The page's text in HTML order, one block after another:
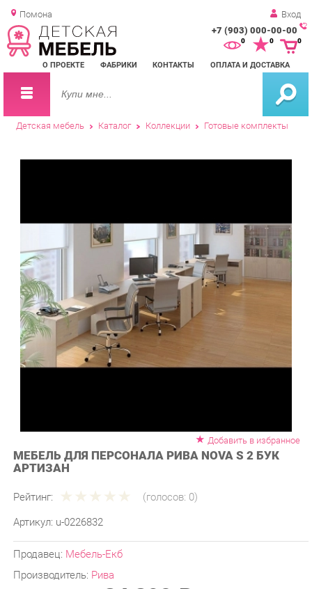
Помона Вход
+7 (903) 000-00-00
О ПРОЕКТЕ ФАБРИКИ КОНТАКТЫ ОПЛАТА И ДОСТАВКА
0 0
Детская мебель Каталог Коллекции Готовые комплекты
МЕБЕЛЬ ДЛЯ ПЕРСОНАЛА РИВА NOVA S 2 БУК
АРТИЗАН
Артикул: u-0226832
Продавец:
Производитель:Рива
Последняя цена: 84 890 ₽